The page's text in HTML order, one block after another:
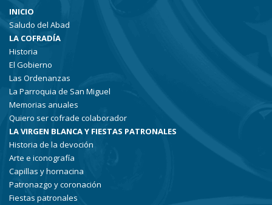
INICIO
Saludo del Abad
LA COFRADÍA
Historia
El Gobierno
Las Ordenanzas
La Parroquia de San Miguel
Memorias anuales
Quiero ser cofrade colaborador
LA VIRGEN BLANCA Y FIESTAS PATRONALES
Historia de la devoción
Arte e iconografía
Capillas y hornacina
Patronazgo y coronación
Fiestas patronales